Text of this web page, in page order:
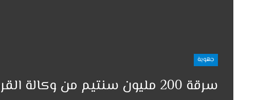
جهوية
سرقة 200 مليون سنتيم من وكالة القرض الفلاحي بخنيفرة